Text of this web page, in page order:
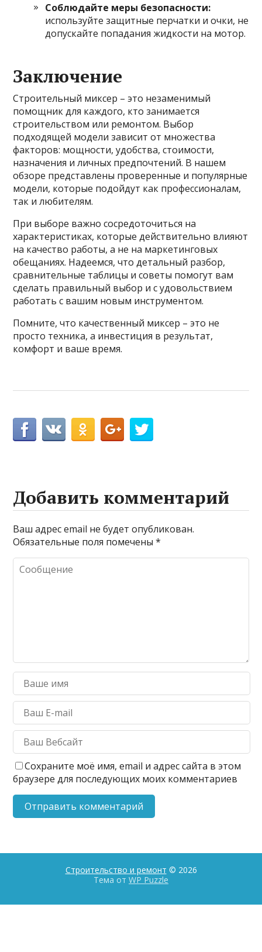
Соблюдайте меры безопасности:
используйте защитные перчатки и очки, не
допускайте попадания жидкости на мотор.
Заключение
Строительный миксер – это незаменимый
помощник для каждого, кто занимается
строительством или ремонтом. Выбор
подходящей модели зависит от множества
факторов: мощности, удобства, стоимости,
назначения и личных предпочтений. В нашем
обзоре представлены проверенные и популярные
модели, которые подойдут как профессионалам,
так и любителям.
При выборе важно сосредоточиться на
характеристиках, которые действительно влияют
на качество работы, а не на маркетинговых
обещаниях. Надеемся, что детальный разбор,
сравнительные таблицы и советы помогут вам
сделать правильный выбор и с удовольствием
работать с вашим новым инструментом.
Помните, что качественный миксер – это не
просто техника, а инвестиция в результат,
комфорт и ваше время.
Добавить комментарий
Ваш адрес email не будет опубликован.
Обязательные поля помечены*
Сохраните моё имя, email и адрес сайта в этом
браузере для последующих моих комментариев
Строительство и ремонт © 2026
Тема от WP Puzzle